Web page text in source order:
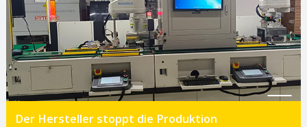
Der Hersteller stoppt die Produktion